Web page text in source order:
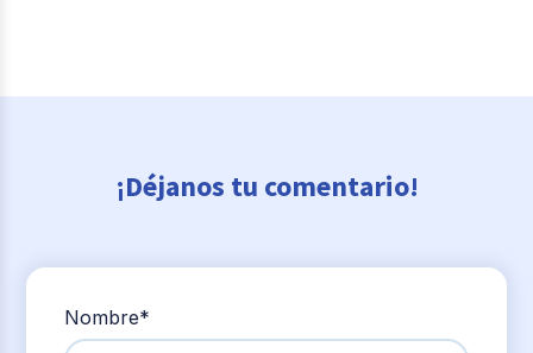
¡Déjanos tu comentario!
Nombre*